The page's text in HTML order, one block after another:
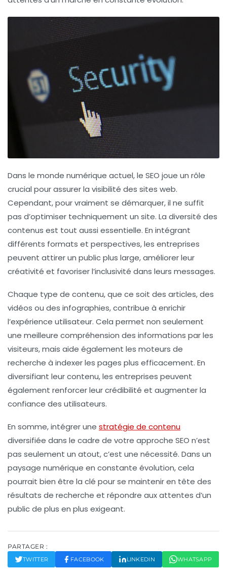
Dans le monde numérique actuel, le SEO joue un rôle
crucial pour assurer la visibilité des sites web.
Cependant, pour vraiment se démarquer, il ne suffit
pas d’optimiser techniquement un site. La diversité des
contenus est tout aussi essentielle. En intégrant
différents formats et perspectives, les entreprises
peuvent attirer un public plus large, améliorer leur
créativité et favoriser l’inclusivité dans leurs messages.
Chaque type de contenu, que ce soit des articles, des
vidéos ou des infographies, contribue à enrichir
l’expérience utilisateur. Cela permet non seulement
une meilleure compréhension des informations par les
visiteurs, mais aide également les moteurs de
recherche à indexer les pages plus efficacement. En
diversifiant leur contenu, les entreprises peuvent
également renforcer leurcrédibilité et augmenter la
confiance des utilisateurs.
En somme, intégrer une stratégie de contenu
diversifiée dans le cadre de votre approche SEO n’est
pas seulement un atout, c’est une nécessité. Dans un
paysage numérique en constante évolution, cela
pourrait bien être la clé pour se maintenir en tête des
résultats de recherche et répondre aux attentes d’un
public de plus en plus exigeant.
PARTAGER :
TWITTER FACEBOOK LINKEDIN WHATSAPP